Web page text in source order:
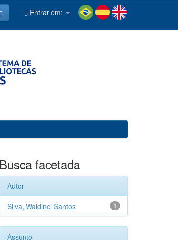
Entrar em:
Busca facetada
Autor
1
Silva, Waldinei Santos
Assunto